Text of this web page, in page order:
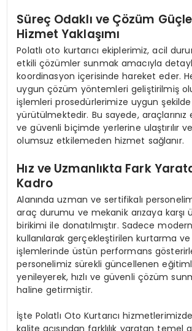
Süreç Odaklı ve Çözüm
Hizmet Yaklaşımı
Polatlı oto kurtarıcı ekiplerimiz, acil
etkili çözümler sunmak amacıyla
koordinasyon içerisinde hareket eder.
uygun çözüm yöntemleri geliştirilmiş
işlemleri prosedürlerimize uygun şekilde
yürütülmektedir. Bu sayede, araçlarınız
ve güvenli biçimde yerlerine ulaştırılır ve
olumsuz etkilemeden hizmet sağlanır.
Hız ve Uzmanlıkta Fark
Kadro
Alanında uzman ve sertifikalı
araç durumu ve mekanik arızaya karşı
birikimi ile donatılmıştır. Sadece
kullanılarak gerçekleştirilen kurtarma ve
işlemlerinde üstün performans
personelimiz sürekli güncellenen
yenileyerek, hızlı ve güvenli çözüm
haline getirmiştir.
İşte Polatlı Oto Kurtarıcı